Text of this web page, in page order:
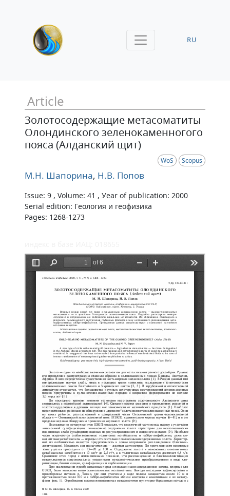
RU
Article
Золотосодержащие метасоматиты
Олондинского зеленокаменногого
пояса (Алданский щит)
WoS Scopus
М.Н. Шапорина, Н.В. Попов
Issue: 9 , Volume: 41 , Уear of publication: 2000
Serial edition: Геология и геофизика
Pages: 1268-1273